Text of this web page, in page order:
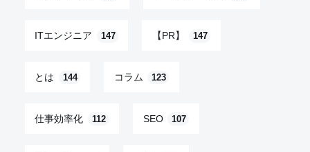
ITエンジニア 147 【PR】 147
とは 144 コラム 123
仕事効率化 112 SEO 107